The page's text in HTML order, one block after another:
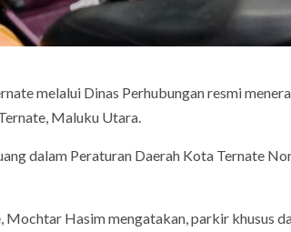
melalui Dinas Perhubungan resmi
Maluku Utara.
dalam Peraturan Daerah Kota Ternate
Mochtar Hasim mengatakan, parkir khusus